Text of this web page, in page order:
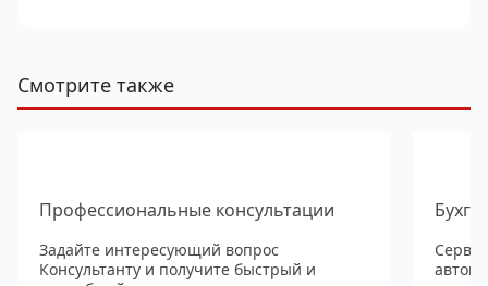
Смотрите также
Профессиональные консультации
Задайте интересующий вопрос
Консультанту и получите быстрый и